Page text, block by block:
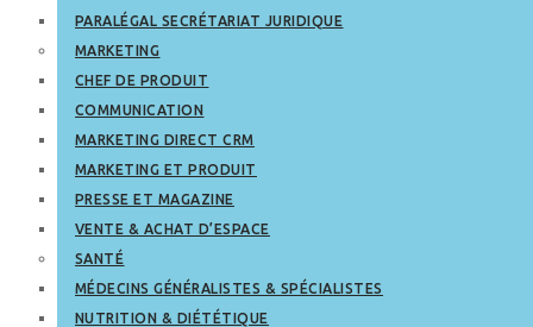
PARALÉGAL SECRÉTARIAT JURIDIQUE
MARKETING
CHEF DE PRODUIT
COMMUNICATION
MARKETING DIRECT CRM
MARKETING ET PRODUIT
PRESSE ET MAGAZINE
VENTE & ACHAT D’ESPACE
SANTÉ
MÉDECINS GÉNÉRALISTES & SPÉCIALISTES
NUTRITION & DIÉTÉTIQUE